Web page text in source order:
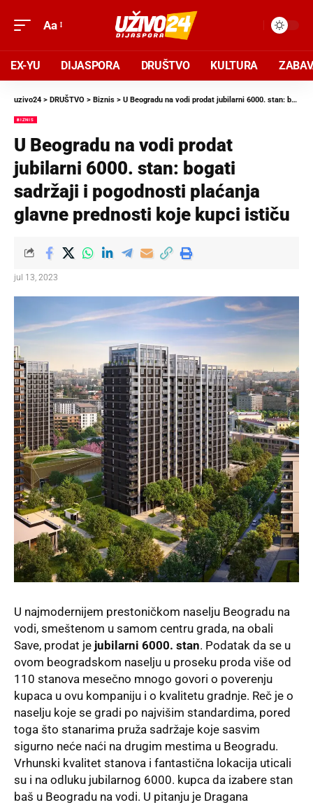
Aa
EX-YU DIJASPORA DRUŠTVO KULTURA
uzivo24 > DRUŠTVO > Biznis > U Beogradu na vodi prodat jubilarni 6000. stan: bogati sadržaji i pogodnosti plaćanja glavne prednosti koje kupci ističu
BIZNIS
U Beogradu na vodi prodat
jubilarni 6000. stan: bogati
sadržaji i pogodnosti plaćanja
glavne prednosti koje kupci ističu
jul 13, 2023
U najmodernijem prestoničkom naselju Beogradu na
vodi, smeštenom u samom centru grada, na obali
Save, prodat je jubilarni 6000. stan. Podatak da se u
ovom beogradskom naselju u proseku proda više od
110 stanova mesečno mnogo govori o poverenju
kupaca u ovu kompaniju i o kvalitetu gradnje. Reč je o
naselju koje se gradi po najvišim standardima, pored
toga što stanarima pruža sadržaje koje sasvim
sigurno neće naći na drugim mestima u Beogradu.
Vrhunski kvalitet stanova i fantastična lokacija uticali
su i na odluku jubilarnog 6000. kupca da izabere stan
baš u Beogradu na vodi. U pitanju je Dragana